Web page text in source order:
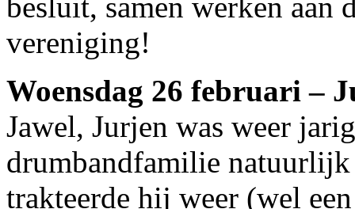
vereniging!
Woensdag 26 februari –
Jawel, Jurjen was weer
drumbandfamilie
trakteerde hij weer (wel